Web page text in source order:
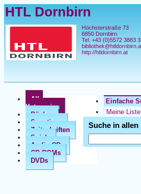
HTL Dornbirn
Höchsterstraße 73
6850 Dornbirn
Tel. +43 (0)5572 3883
http://htldornbirn.at
Einfache
Meine
Suche in
Alle
Kategorien
Bücher
Sonstiges
Zeitschriften
Spiele
Audio CDs
CD ROMs
DVDs